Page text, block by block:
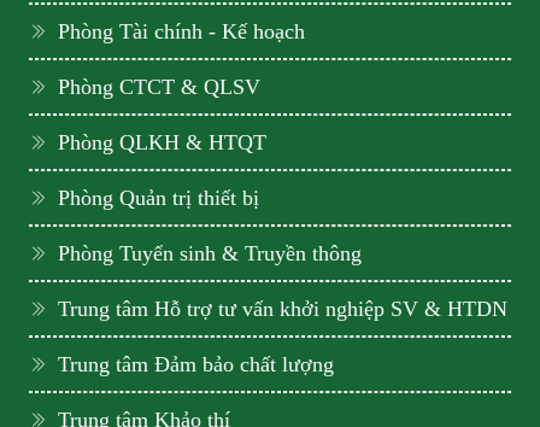
Phòng Tài chính - Kế hoạch
Phòng CTCT & QLSV
Phòng QLKH & HTQT
Phòng Quản trị thiết bị
Phòng Tuyển sinh & Truyền thông
Trung tâm Hỗ trợ tư vấn khởi nghiệp SV & HTDN
Trung tâm Đảm bảo chất lượng
Trung tâm Khảo thí